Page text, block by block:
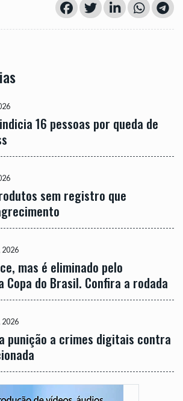
16 pessoas por queda de
sem registro que
2026
mas é eliminado pelo
Copa do Brasil. Confira a rodada
2026
punição a crimes digitais contra